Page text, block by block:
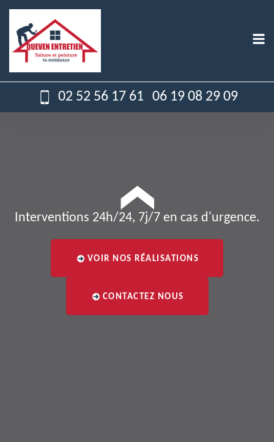
02 52 56 17 61 06 19 08 29 09
Interventions 24h/24, 7j/7 en cas d'urgence.
VOIR NOS RÉALISATIONS
CONTACTEZ NOUS